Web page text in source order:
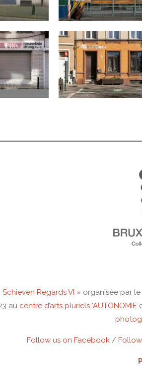
Schieven Regards VI » organisée par
au centre d’arts pluriels ‘AUTONOMIE
Follow us on Facebook /